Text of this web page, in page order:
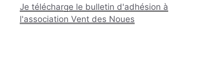
Je télécharge le bulletin d'adhésion à
l'association Vent des Noues